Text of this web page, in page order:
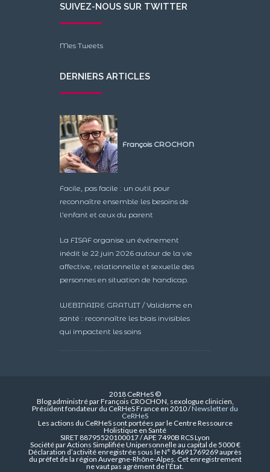
SUIVEZ-NOUS SUR TWITTER
Mes Tweets
DERNIERS ARTICLES
François CROCHON
Facile, pas facile : un outil pour
reconnaître ensemble les besoins de
l’enfant et ceux du parent
La FISAF organise un événement
inédit le 22 juin 2026 autour de la vie
affective, relationnelle et sexuelle des
personnes en situation de handicap.
WEBINAIRE GRATUIT / Validisme en
santé : reconnaître les biais invisibles
qui impactent les soins
2018 CeRHeS ©
Blog administré par François CROCHON, sexologue clinicien,
Président fondateur du CeRHeS France en 2010 /Newsletter du
CeRHeS
Les actions du CeRHeS sont portées par le Centre Ressource
Holistique en Santé
SIRET 88795520100017 / APE 7490B RCS Lyon
Société par Actions Simplifiée Unipersonnelle au capital de 5000 €
Déclaration d’activité enregistrée sous le N° 84691769269 auprès
du préfet de la région Auvergne-Rhône-Alpes. Cet enregistrement
ne vaut pas agrément de l’État.